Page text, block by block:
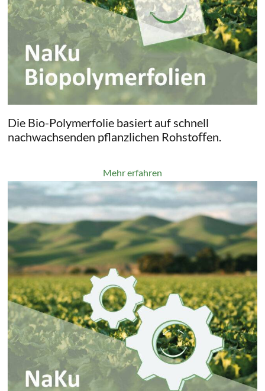
Die Bio-Polymerfolie basiert auf schnell
nachwachsenden pflanzlichen Rohstoﬀen.
Mehr erfahren